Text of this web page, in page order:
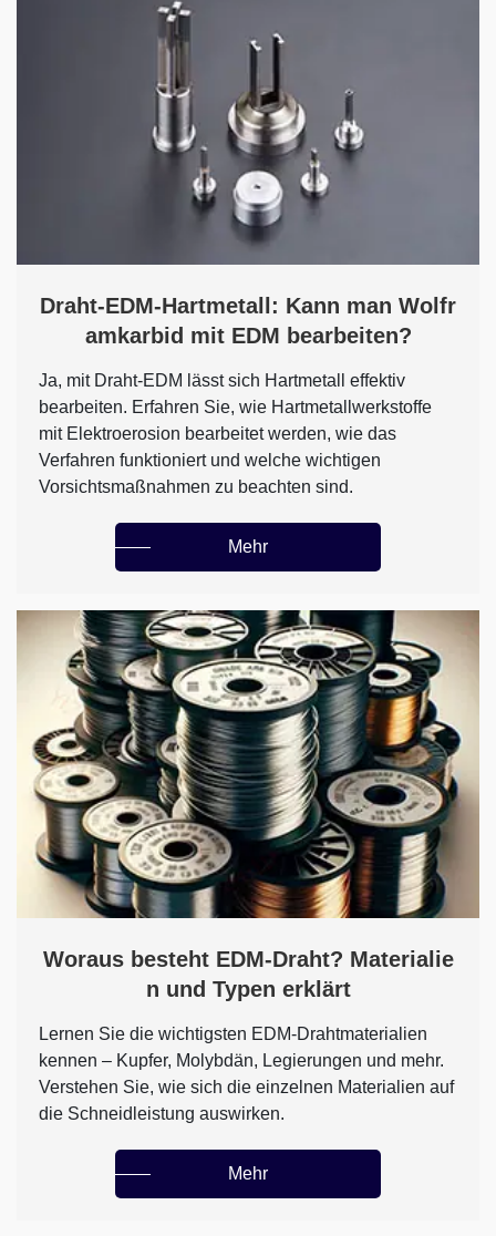
Draht-EDM-Hartmetall: Kann man Wolfr
amkarbid mit EDM bearbeiten?
Ja, mit Draht-EDM lässt sich Hartmetall effektiv
bearbeiten. Erfahren Sie, wie Hartmetallwerkstoffe
mit Elektroerosion bearbeitet werden, wie das
Verfahren funktioniert und welche wichtigen
Vorsichtsmaßnahmen zu beachten sind.
Mehr
Woraus besteht EDM-Draht? Materialie
n und Typen erklärt
Lernen Sie die wichtigsten EDM-Drahtmaterialien
kennen – Kupfer, Molybdän, Legierungen und mehr.
Verstehen Sie, wie sich die einzelnen Materialien auf
die Schneidleistung auswirken.
Mehr